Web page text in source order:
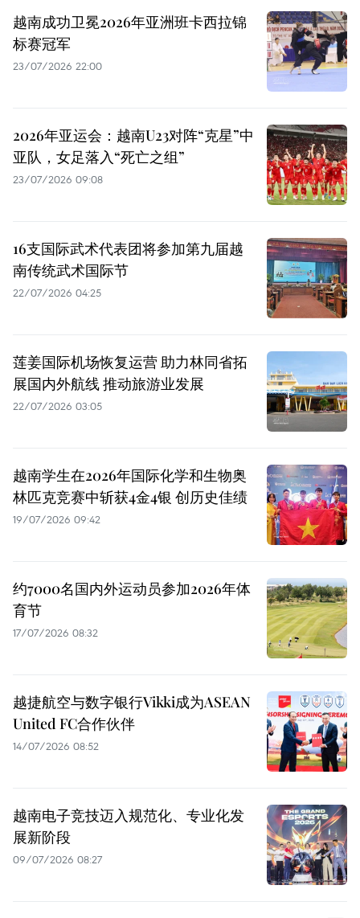
越南成功卫冕2026年亚洲班卡西拉锦
标赛冠军
23/07/2026 22:00
2026年亚运会：越南U23对阵“克星”中
亚队，女足落入“死亡之组”
23/07/2026 09:08
16支国际武术代表团将参加第九届越
南传统武术国际节
22/07/2026 04:25
莲姜国际机场恢复运营 助力林同省拓
展国内外航线 推动旅游业发展
22/07/2026 03:05
越南学生在2026年国际化学和生物奥
林匹克竞赛中斩获4金4银 创历史佳绩
19/07/2026 09:42
约7000名国内外运动员参加2026年体
育节
17/07/2026 08:32
越捷航空与数字银行Vikki成为ASEAN
United FC合作伙伴
14/07/2026 08:52
越南电子竞技迈入规范化、专业化发
展新阶段
09/07/2026 08:27